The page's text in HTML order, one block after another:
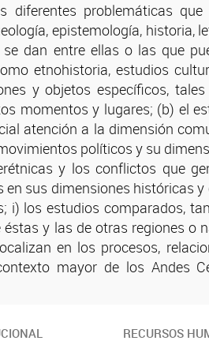
diferentes problemáticas
epistemología, historia,
se dan entre ellas o las que
etnohistoria, estudios
y objetos específicos,
momentos y lugares; (b) el
atención a la dimensión
políticos y su
y los conflictos que
en sus dimensiones históricas
i) los estudios comparados,
y las de otras regiones o
en los procesos,
mayor de los Andes
RECURSOS